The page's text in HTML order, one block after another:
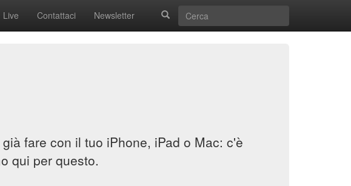
Live Contattaci Newsletter
fare con il tuo iPhone, iPad o Mac: c'è
qui per questo.